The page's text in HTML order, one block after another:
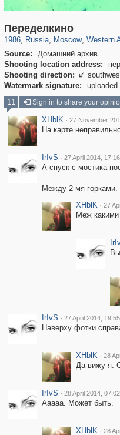
Переделкино
1986, Russia
1,406,756
, Moscow
319,864 8,286
, Western
27,129
Source:
Домашний архив
Shooting location address:
Shooting direction: 
Watermark signature:
uploaded
11 Sign in to share your
XHblK · 27 November
На карте
IrIvS · 27 April 2014, 17:16
А спуск с мостика
Между 2-мя горками.
XHblK · 27
Меж какими
IrIvS · 27 April 2014, 19:55
Наверху фотки
XHblK · 28
Да вижу я.
IrIvS · 28 April 2014, 07:02
Ааааа. Может быть.
XHblK · 28